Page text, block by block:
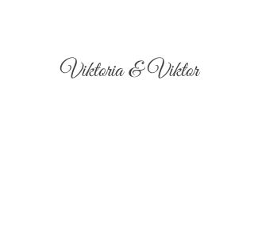
Viktoria & Viktor